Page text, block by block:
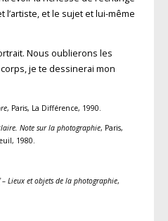
et le sujet et lui-même
Nous oublierons les
je te dessinerai mon
, Paris, La Différence, 1990.
Note sur la photographie, Paris,
1980.
– Lieux et objets de la photographie,